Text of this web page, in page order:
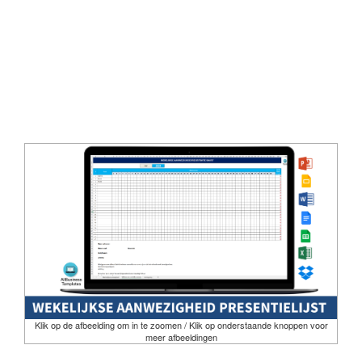
Klik op de afbeelding om in te zoomen / Klik op onderstaande knoppen voor
meer afbeeldingen